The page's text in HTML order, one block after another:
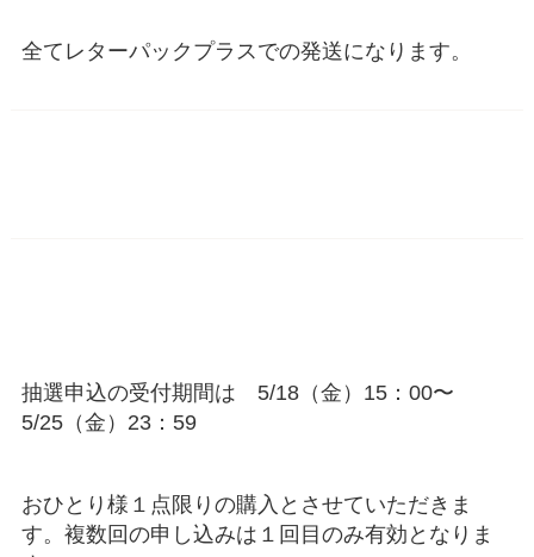
全てレターパックプラスでの発送になります。
抽選申込の受付期間は 5/18（金）15：00〜
5/25（金）23：59
おひとり様１点限りの購入とさせていただきま
す。複数回の申し込みは１回目のみ有効となりま